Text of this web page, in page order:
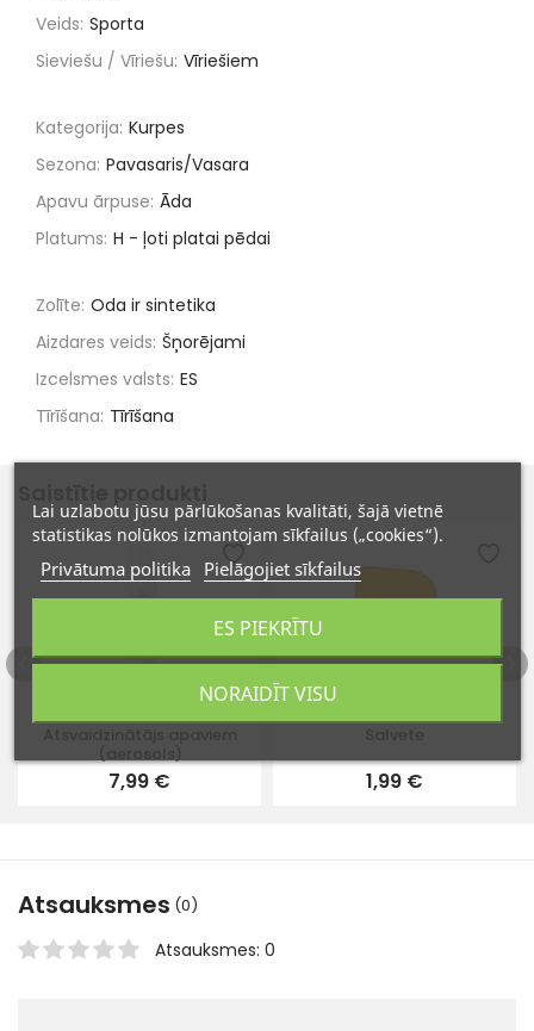
Veids: Sporta
Sieviešu / Vīriešu: Vīriešiem
Kategorija: Kurpes
Sezona: Pavasaris/Vasara
Apavu ārpuse: Āda
Platums: H - ļoti platai pēdai
Zolīte: Oda ir sintetika
Aizdares veids: Šņorējami
Izcelsmes valsts: ES
Tīrīšana: Tīrīšana
7,99 € 1,99 €
Atsauksmes (0)
Atsauksmes: 0
Lai uzlabotu jūsu pārlūkošanas kvalitāti, šajā vietnē
statistikas nolūkos izmantojam sīkfailus („cookies“).
Privātuma politika Pielāgojiet sīkfailus
NORAIDĪT VISU
ES PIEKRĪTU